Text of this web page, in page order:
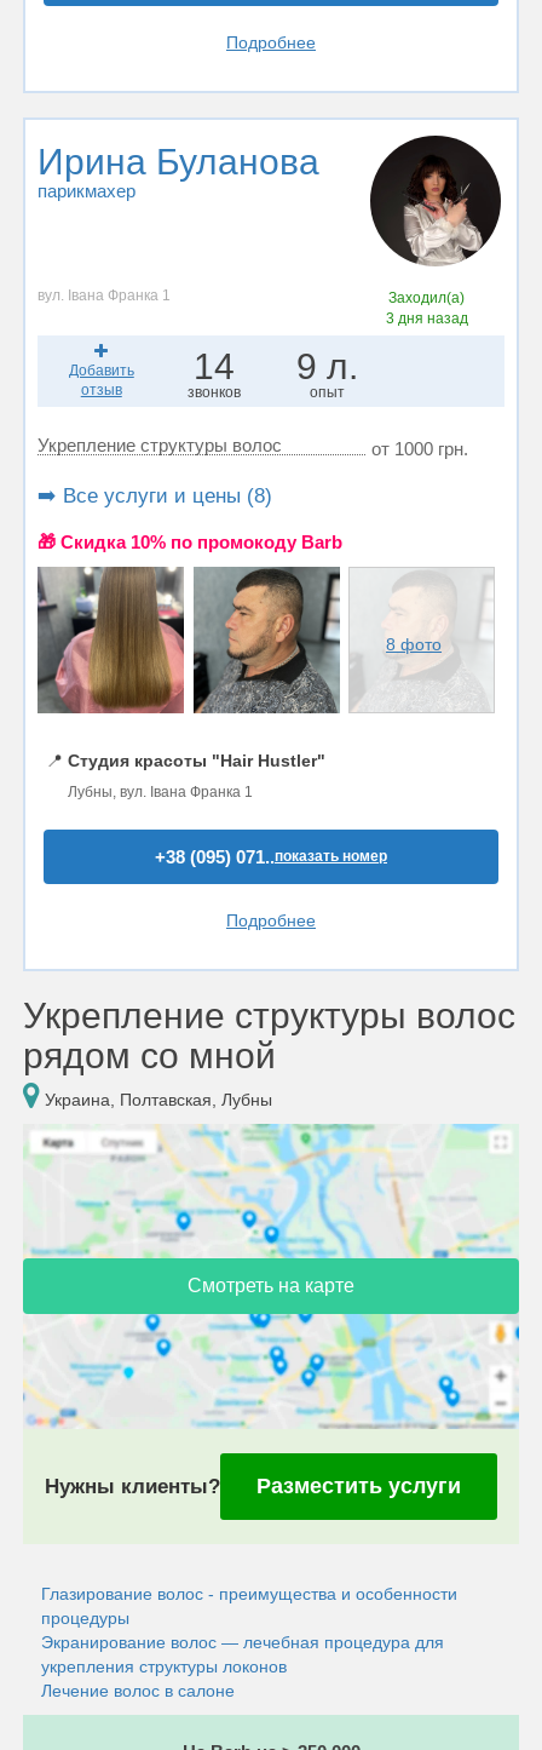
Подробнее
Ирина Буланова
парикмахер
вул. Івана Франка 1
Заходил(а)
3 дня назад
Добавить
отзыв
14
звонков
9 л.
опыт
Укрепление структуры волос от 1000 грн.
➡️ Все услуги и цены (8)
🎁 Cкидка 10% по промокоду Barb
8 фото
📍 Студия красоты "Hair Hustler"
Лубны, вул. Івана Франка 1
+38 (095) 071..показать номер
Подробнее
Укрепление структуры волос
рядом со мной
Украина, Полтавская, Лубны
Смотреть на карте
Нужны клиенты? Разместить услуги
Глазирование волос - преимущества и особенности
процедуры
Экранирование волос — лечебная процедура для
укрепления структуры локонов
Лечение волос в салоне